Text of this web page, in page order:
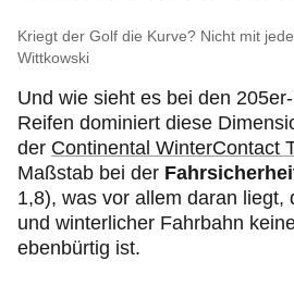
Kriegt der Golf die Kurve? Nicht mit
Wittkowski
Und wie sieht es bei den
Reifen dominiert diese
der Continental WinterContact
Maßstab bei der
1,8), was vor allem daran liegt,
und winterlicher Fahrbahn
ebenbürtig ist.